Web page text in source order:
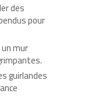
des
pour
un mur
guirlandes